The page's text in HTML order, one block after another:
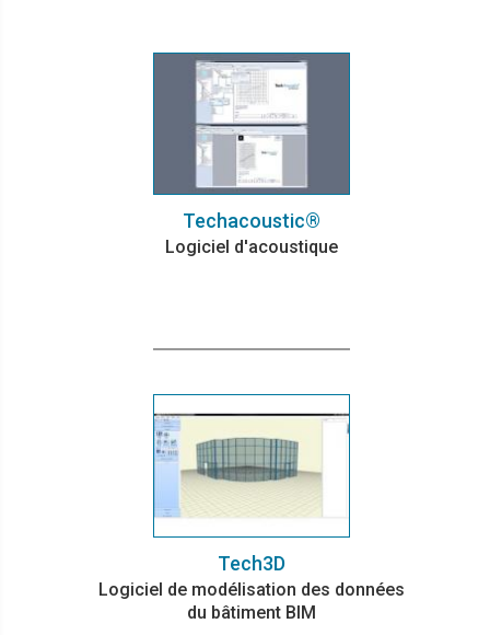
Techacoustic®
Logiciel d'acoustique
Tech3D
Logiciel de modélisation des données
du bâtiment BIM